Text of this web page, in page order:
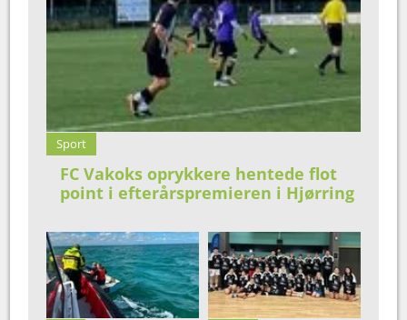
Sport
FC Vakoks oprykkere hentede flot
point i efterårspremieren i Hjørring